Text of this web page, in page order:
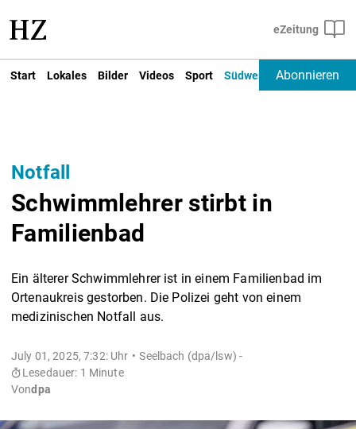
Start Lokales Bilder Videos Sport Südwest Deutschland
Abonnieren
Notfall
Schwimmlehrer stirbt in
Familienbad
Ein älterer Schwimmlehrer ist in einem Familienbad im
Ortenaukreis gestorben. Die Polizei geht von einem
medizinischen Notfall aus.
July 01, 2025, 7:32: Uhr
Seelbach (dpa/lsw) -
Lesedauer: 1 Minute
Vondpa